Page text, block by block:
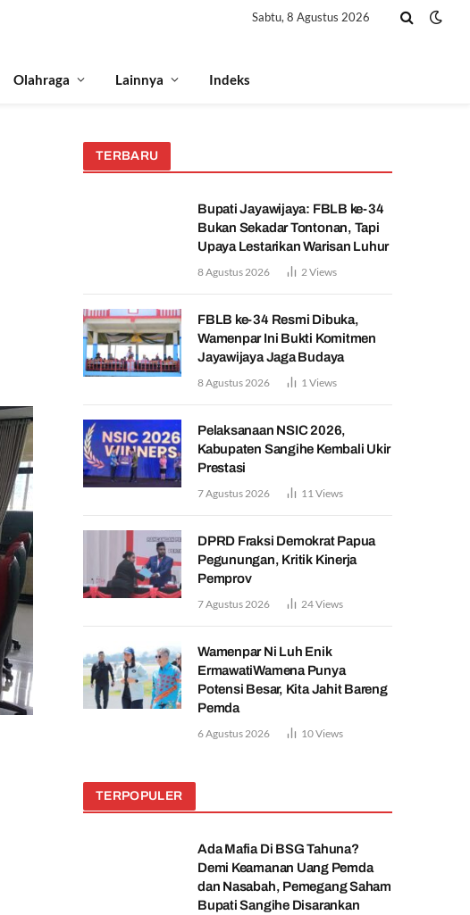
Sabtu, 8 Agustus 2026
Olahraga Lainnya Indeks
TERBARU
Bupati Jayawijaya: FBLB ke-34
Bukan Sekadar Tontonan, Tapi
Upaya Lestarikan Warisan Luhur
8 Agustus 2026 2 Views
FBLB ke-34 Resmi Dibuka,
Wamenpar Ini Bukti Komitmen
Jayawijaya Jaga Budaya
8 Agustus 2026 1 Views
Pelaksanaan NSIC 2026,
Kabupaten Sangihe Kembali Ukir
Prestasi
7 Agustus 2026 11 Views
DPRD Fraksi Demokrat Papua
Pegunungan, Kritik Kinerja
Pemprov
7 Agustus 2026 24Views
Wamenpar Ni Luh Enik
ErmawatiWamena Punya
Potensi Besar, Kita Jahit Bareng
Pemda
6 Agustus 2026 10Views
TERPOPULER
Ada Mafia Di BSG Tahuna?
Demi Keamanan Uang Pemda
dan Nasabah, Pemegang Saham
Bupati Sangihe Disarankan